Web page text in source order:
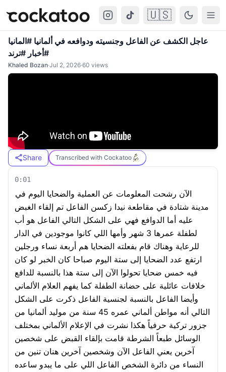
Cockatoo 🇺🇸
عاجل الكشف عن الفاعل وجنسيته ودوافعه في ألمانيا #المانيا
#أخبار #ترند
Khaled Bozan·Jul 2, 2026·60 views
Share Transcribed with Cockatoo
0:01
الآن رشحت المعلومات عن العملية والضحايا اليوم في
مدينة شتادة في مقاطعة نيدا زكسن الفاعل تم إلقاء الغبض
عليه أما الدوافع فهي على الشكل التالي الفاعل هو أب
لطفلة عمرها 3 شهر وأمها اللي كانوا موجودين في الدار
للرعاية وهناك قام بفعلته الضحايا هم أربعة نساء ورجلين
ارتفع عدد الضحايا إلى ستة اليوم صباحا كان الخبر لو كان
فيه خمس ضحايا تحولوا الآن إلى ستة هذا بالنسبة للدافع
خلافات عائلية على حضانة الطفلة كما يفهم العلام الألماني
وأيضا الفاعل بالنسبة لجنسية الفاعل ذكرت على الشكل
التالي أنه مواطن ألماني عمره 45 سنة من موليد ألمانيا من
جزور تركية حرفياً هكذا نشرت في الإعلام الألماني بمختلف
الوسائل طبعاً الشرطة قامت بإلقاء القبض على شخصين
آخرين يعني الفاعل الآن وشخصين آخرين هنان تنين من
النساء من دائرة الشخص الفاعل اللي على ما يبدو ساعده